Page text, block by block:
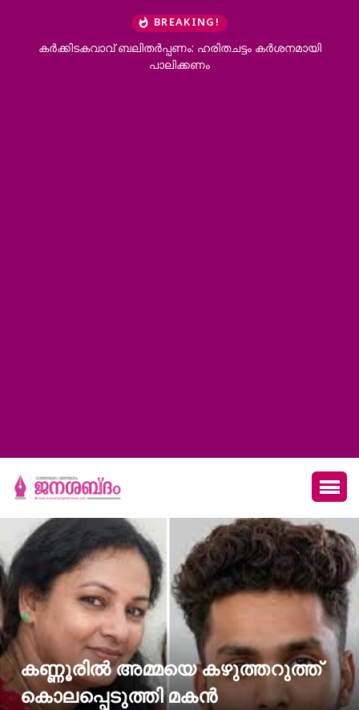
BREAKING!
കര്‍ക്കിടകവാവ് ബലിതര്‍പ്പണം: ഹരിതചട്ടം കര്‍ശനമായി
പാലിക്കണം
കണ്ണൂരിൽ അമ്മയെ കഴുത്തറുത്ത്
കൊലപ്പെടുത്തി മകൻ